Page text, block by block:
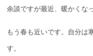
余談ですが最近、暖かくな
もう春も近いです。自分は
す。